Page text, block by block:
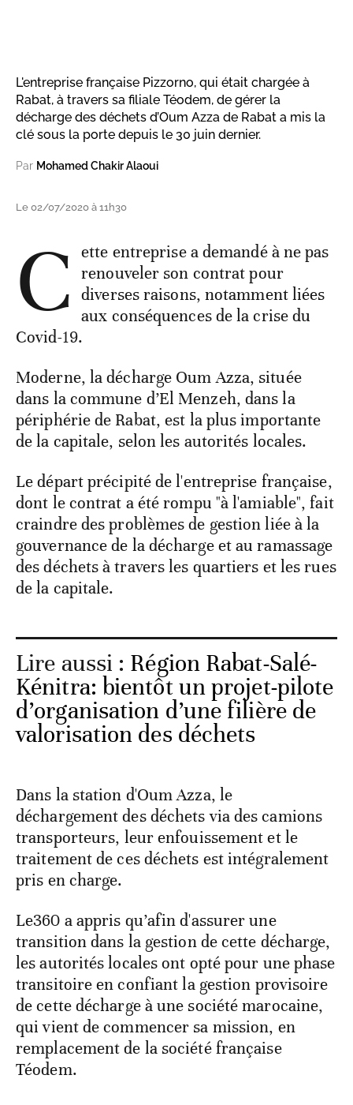
L'entreprise française Pizzorno, qui était chargée à
Rabat, à travers sa filiale Téodem, de gérer la
décharge des déchets d’Oum Azza de Rabat a mis la
clé sous la porte depuis le 30 juin dernier.
Par Mohamed Chakir Alaoui
Le 02/07/2020 à 11h30
C ette entreprise a demandé à ne pas
renouveler son contrat pour
diverses raisons, notamment liées
aux conséquences de la crise du
Covid-19.
Moderne, la décharge Oum Azza, située
dans la commune d’El Menzeh, dans la
périphérie de Rabat, est la plus importante
de la capitale, selon les autorités locales.
Le départ précipité de l'entreprise française,
dont le contrat a été rompu "à l'amiable", fait
craindre des problèmes de gestion liée à la
gouvernance de la décharge et au ramassage
des déchets à travers les quartiers et les rues
de la capitale.
Lire aussi : Région Rabat-Salé-
Kénitra: bientôt un projet-pilote
d’organisation d’une filière de
valorisation des déchets
Dans la station d'Oum Azza, le
déchargement des déchets via des camions
transporteurs, leur enfouissement et le
traitement de ces déchets est intégralement
pris en charge.
Le360 a appris qu’afin d'assurer une
transition dans la gestion de cette décharge,
les autorités locales ont opté pour une phase
transitoire en confiant la gestion provisoire
de cette décharge à une société marocaine,
qui vient de commencer sa mission, en
remplacement de la société française
Téodem.